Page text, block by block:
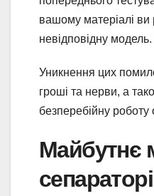
вашому матеріалі ви
невідповідну модель.
Уникнення цих
гроші та нерви, а
безперебійну
Майбутнє